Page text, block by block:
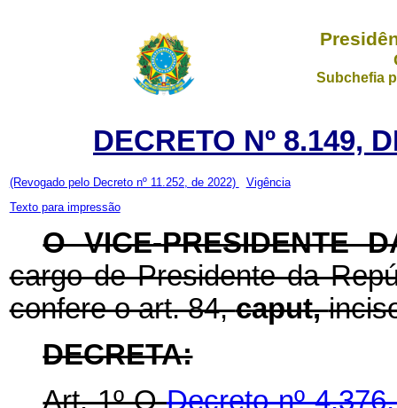
Subchefia
DECRETO Nº 8.149,
(Revogado pelo Decreto nº 11.252, de 2022)
Vigência
Texto para impressão
O VICE-PRESIDENTE
cargo de Presidente da
confere o art. 84,caput,
DECRETA:
Art. 1º ODecreto nº